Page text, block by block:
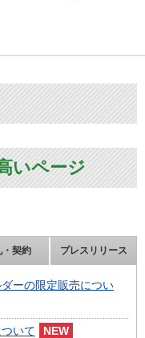
いページ
・契約 プレスリリース
ーの限定販売につい
いて